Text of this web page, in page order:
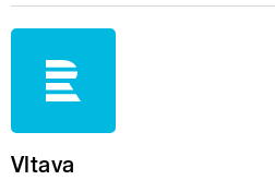
Vltava